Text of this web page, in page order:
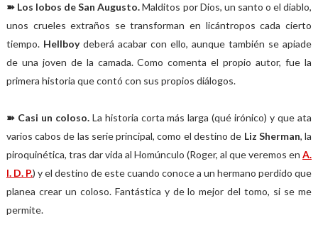
➽ Los lobos de San Augusto.Malditos por Dios, un santo o el diablo,
unos crueles extraños se transforman en licántropos cada cierto
tiempo. Hellboy deberá acabar con ello, aunque también se apiade
de una joven de la camada. Como comenta el propio autor, fue la
primera historia que contó con sus propios diálogos.
➽ Casi un coloso. La historia corta más larga (qué irónico) y que ata
varios cabos de las serie principal, como el destino de Liz Sherman, la
piroquinética, tras dar vida al Homúnculo (Roger, al que veremos enA.
I. D. P.) y el destino de este cuando conoce a un hermano perdido que
planea crear un coloso. Fantástica y de lo mejor del tomo, si se me
permite.